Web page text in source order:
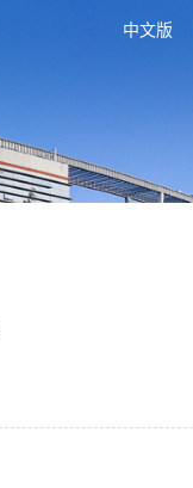
中文版